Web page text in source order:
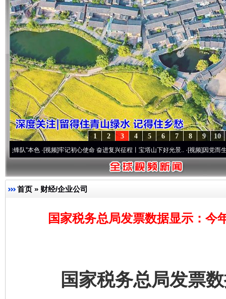
10
9
8
7
6
5
4
3
2
1
·[视频]牢记初心使命 奋进复兴征程丨宝塔山下好光景..·[视频]因党而生 为党而
首页 » 财经/企业公司
国家税务总局发票数据显示：今
国家税务总局发票数